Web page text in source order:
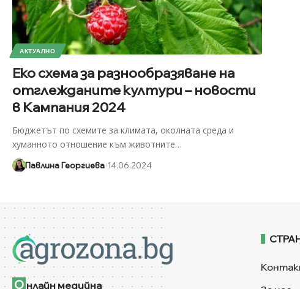
АКТУАЛНО
Еко схема за разнообразяване на
отглежданите култури – новости
в Кампания 2024
Бюджетът по схемите за климата, околната среда и
хуманното отношение към животните…
Павлина Георгиева 14.06.2024
О нлайн медийна